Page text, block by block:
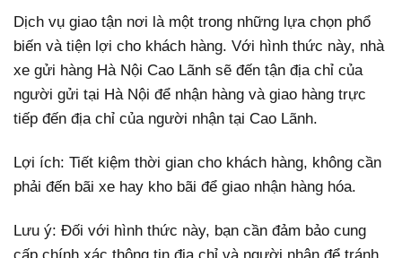
Dịch vụ giao tận nơi là một trong những lựa chọn phổ
biến và tiện lợi cho khách hàng. Với hình thức này, nhà
xe gửi hàng Hà Nội Cao Lãnh sẽ đến tận địa chỉ của
người gửi tại Hà Nội để nhận hàng và giao hàng trực
tiếp đến địa chỉ của người nhận tại Cao Lãnh.
Lợi ích: Tiết kiệm thời gian cho khách hàng, không cần
phải đến bãi xe hay kho bãi để giao nhận hàng hóa.
Lưu ý: Đối với hình thức này, bạn cần đảm bảo cung